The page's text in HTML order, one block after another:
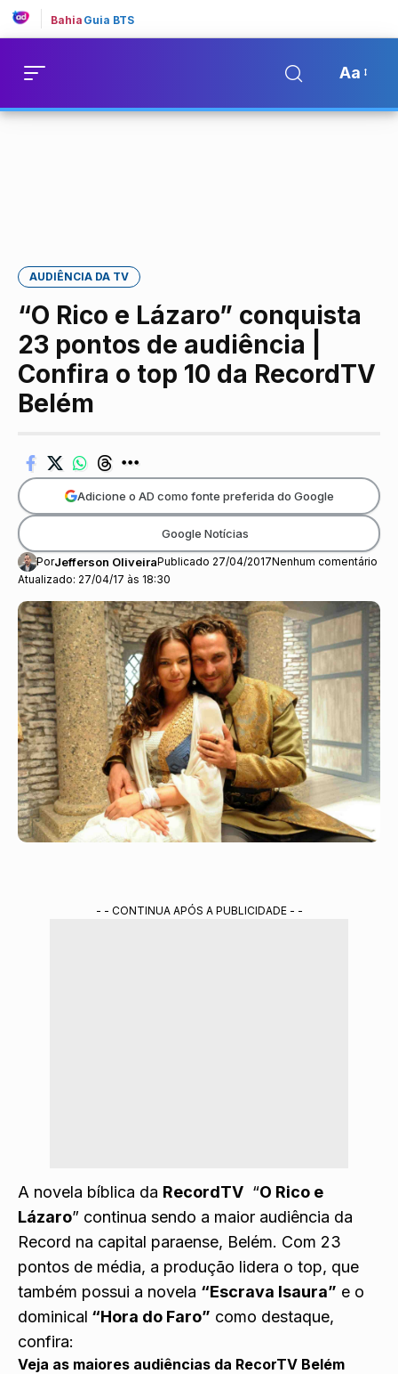
Bahia Guia BTS
Aa
AUDIÊNCIA DA TV
“O Rico e Lázaro” conquista
23 pontos de audiência |
Confira o top 10 da RecordTV
Belém
Atualizado: 27/04/17 às 18:30
PorJefferson OliveiraPublicado 27/04/2017Nenhum comentário
Adicione o AD como fonte preferida do Google
Google Notícias
- - CONTINUA APÓS A PUBLICIDADE - -
A novela bíblica da RecordTV “O Rico e
Lázaro” continua sendo a maior audiência da
Record na capital paraense, Belém. Com 23
pontos de média, a produção lidera o top, que
também possui a novela “Escrava Isaura” e o
dominical “Hora do Faro” como destaque,
confira:
Veja as maiores audiências da RecorTV Belém